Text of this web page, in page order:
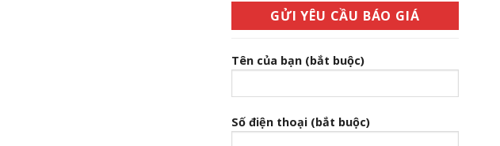
GỬI YÊU CẦU BÁO GIÁ
Tên của bạn (bắt buộc)
Số điện thoại (bắt buộc)